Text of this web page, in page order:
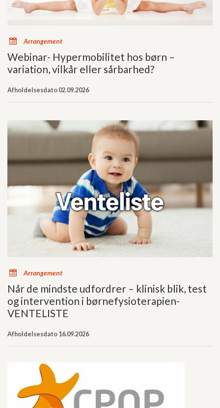
x Arrangement
Webinar- Hypermobilitet hos børn –
variation, vilkår eller sårbarhed?
Afholdelsesdato 02.09.2026
x Arrangement
Når de mindste udfordrer – klinisk blik, test
og intervention i børnefysioterapien-
VENTELISTE
Afholdelsesdato 16.09.2026